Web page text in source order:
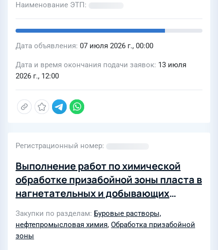
Наименование ЭТП
Дата объявления 07 июля 2026 г., 00:00
Дата и время окончания подачи заявок 13 июля
2026 г., 12:00
Регистрационный номер
Выполнение работ по химической
обработке призабойной зоны пласта в
нагнетательных и добывающих
реконструируемых) на
месторождениях НШПП
Закупки по разделам Буровые растворы,
нефтепромысловая химия, Обработка призабойной
зоны